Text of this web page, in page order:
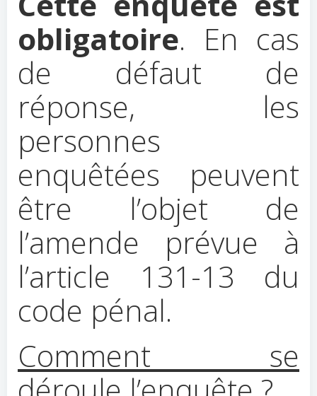
obligatoire. En cas
de défaut de
réponse, les
personnes
enquêtées peuvent
être l’objet de
l’amende prévue à
l’article 131-13 du
code pénal.
Comment se